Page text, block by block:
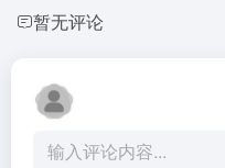
暂无评论